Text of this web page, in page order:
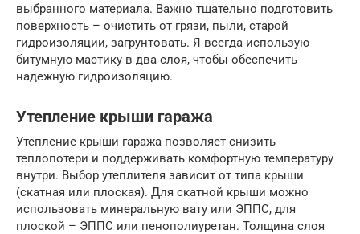
выбранного материала. Важно тщательно подготовить
поверхность – очистить от грязи, пыли, старой
гидроизоляции, загрунтовать. Я всегда использую
битумную мастику в два слоя, чтобы обеспечить
надежную гидроизоляцию.
Утепление крыши гаража
Утепление крыши гаража позволяет снизить
теплопотери и поддерживать комфортную температуру
внутри. Выбор утеплителя зависит от типа крыши
(скатная или плоская). Для скатной крыши можно
использовать минеральную вату или ЭППС, для
плоской – ЭППС или пенополиуретан. Толщина слоя